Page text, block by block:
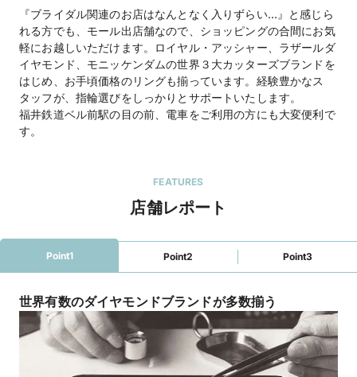
住所 福井県福井市花堂南2丁目16-1ベル1F
営業時間
10：00～20：00（ベルに準ずる）
■WEB来店予約でTAKEUCHI BRIDAL商品券
5,000円分プレゼント■
電話番号 050-5441-9841
『ブライダル関連のお店はなんとなく入りずらい…』と感じら
れる方でも、モール出店舗なので、ショッピングの合間にお気
軽にお越しいただけます。ロイヤル・アッシャー、ラザールダ
イヤモンド、モニッケンダムの世界３大カッターズブランドを
はじめ、お手頃価格のリングも揃っています。経験豊かなス
タッフが、指輪選びをしっかりとサポートいたします。
福井鉄道ベル前駅の目の前、電車をご利用の方にも大変便利で
す。
FEATURES
店舗レポート
Point1 Point2 Point3
世界有数のダイヤモンドブランドが多数揃う